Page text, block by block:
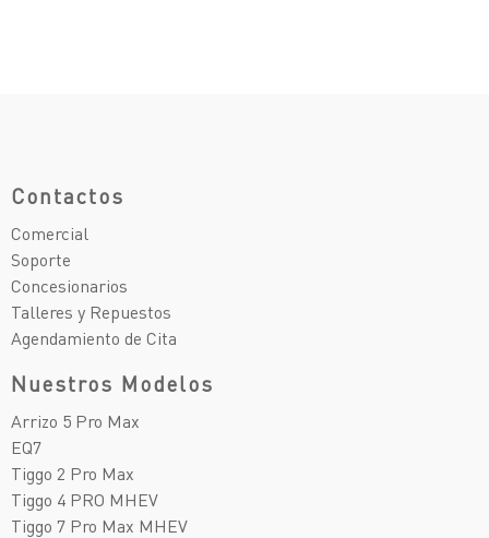
Contactos
Comercial
Soporte
Concesionarios
Talleres y Repuestos
Agendamiento de Cita
Nuestros Modelos
Arrizo 5 Pro Max
EQ7
Tiggo 2 Pro Max
Tiggo 4 PRO MHEV
Tiggo 7 Pro Max MHEV